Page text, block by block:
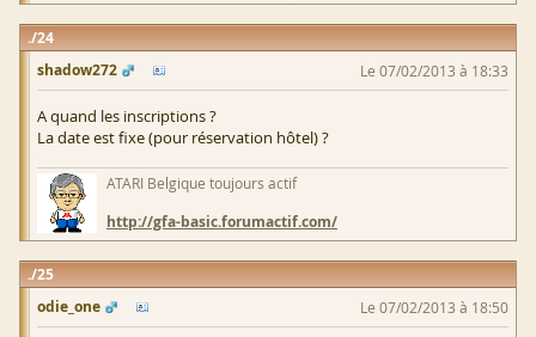
24
shadow272
Le 07/02/2013 à 18:33
A quand les inscriptions ?
La date est fixe (pour réservation hôtel) ?
ATARI Belgique toujours actif
http://gfa-basic.forumactif.com/
25
odie_one
Le 07/02/2013 à 18:50